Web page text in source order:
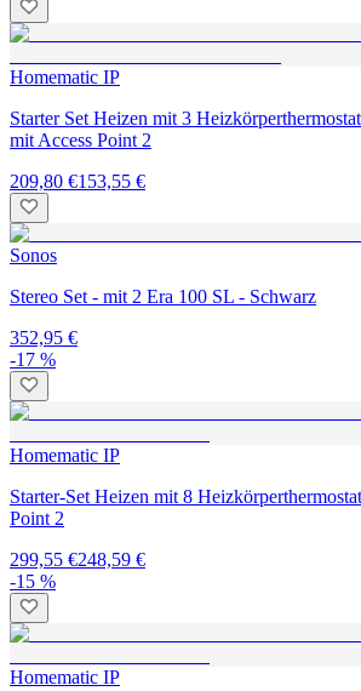
Homematic IP
Starter Set Heizen mit 3
mit Access Point 2
209,80 €153,55 €
Sonos
Stereo Set - mit 2 Era 100 SL - Schwarz
352,95 €
-17 %
Homematic IP
Starter-Set Heizen mit 8
Point 2
299,55 €248,59 €
-15 %
Homematic IP